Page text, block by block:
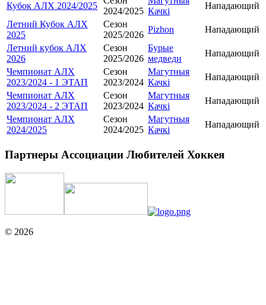
Кубок АЛХ 2024/2025
2024/2025 Качкі
Нападающий
Летний Кубок АЛХ
2025
Сезон
2025/2026
Pizhon
Нападающий
Летний кубок АЛХ
2026
Сезон
2025/2026
Бурые
медведи
Нападающий
Чемпионат АЛХ
2023/2024 - 1 ЭТАП
Сезон
2023/2024
Магутныя
Качкі
Нападающий
Чемпионат АЛХ
2023/2024 - 2 ЭТАП
Сезон
2023/2024
Магутныя
Качкі
Нападающий
Чемпионат АЛХ
2024/2025
Сезон
2024/2025
Магутныя
Качкі
Нападающий
Партнеры Ассоциации Любителей Хоккея
© 2026